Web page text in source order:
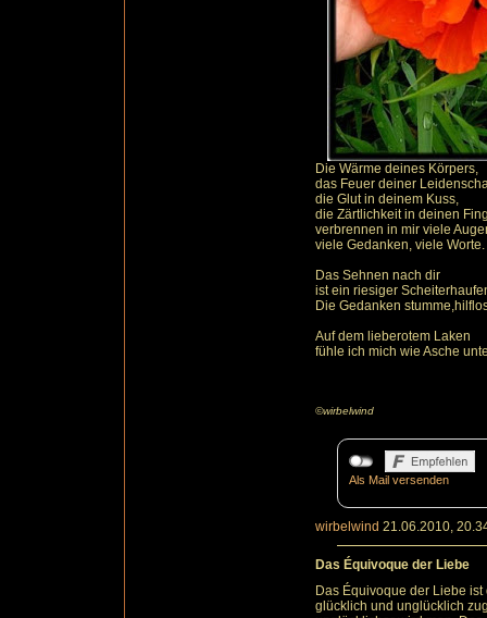
Die Wärme deines Körpers,
das Feuer deiner
die Glut in deinem Kuss,
die Zärtlichkeit in deinen
verbrennen in mir viele
viele Gedanken, viele Worte.
Das Sehnen nach dir
ist ein riesiger
Die Gedanken
Auf dem lieberotem Laken
fühle ich mich wie Asche
©wirbelwind
Als Mail versenden
wirbelwind 21.06.2010,
Das Équivoque der Liebe
Das Équivoque der Liebe
glücklich und unglücklich